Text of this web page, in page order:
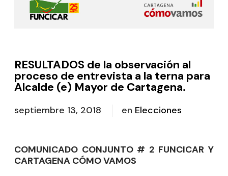
RESULTADOS de la observación al
proceso de entrevista a la terna para
Alcalde (e) Mayor de Cartagena.
septiembre 13, 2018 en Elecciones
COMUNICADO CONJUNTO # 2 FUNCICAR Y
CARTAGENA CÓMO VAMOS